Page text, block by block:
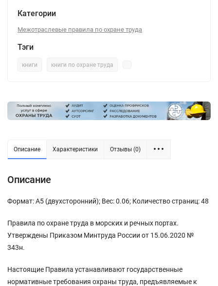
Категории
Межотраслевые правила по охране труда
Тэги
книги книги по охране труда
Описание Характеристики Отзывы (0)
Описание
Формат: А5 (двухсторонний); Вес: 0.06; Количество страниц: 48
Правила по охране труда в морских и речных портах.
Утверждены Приказом Минтруда России от 15.06.2020 №
343н.
Настоящие Правила устанавливают государственные
нормативные требования охраны труда, предъявляемые к